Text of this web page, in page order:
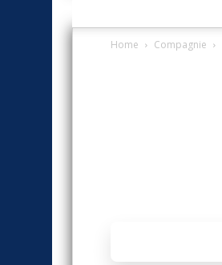
Home Compagnie